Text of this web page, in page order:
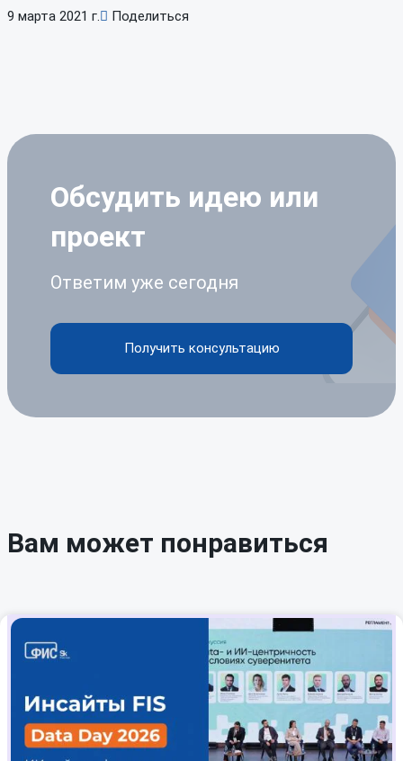
9 марта 2021 г. Поделиться
Обсудить идею или
проект
Ответим уже сегодня
Получить консультацию
Вам может понравиться